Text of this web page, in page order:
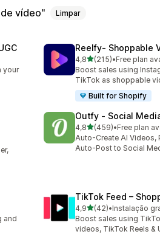
vídeo Limpar
your
Reelfy‑ Shoppable
4,8de 5 estrelas
(215)
215 total de avaliações
•Free plan
Boost sales using
TikTok as shoppable
Built for Shopify
Outfy ‑ Social
4,8de 5 estrelas
(459)
459 total de avaliações
•Free plan
Auto-Create AI Videos,
Auto-Post to Social
and
TikTok Feed –
4,9de 5 estrelas
(42)
42 total de avaliações
•Instalação
Boost sales using
videos, TikTok Reels &